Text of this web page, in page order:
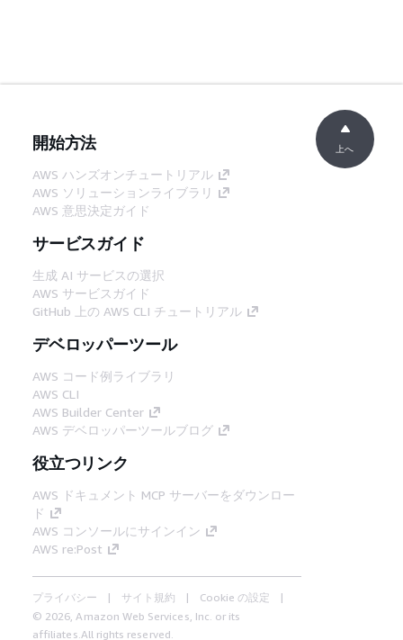
開始方法
AWS ハンズオンチュートリアル
AWS ソリューションライブラリ
AWS 意思決定ガイド
サービスガイド
生成 AI サービスの選択
AWS サービスガイド
GitHub 上の AWS CLI チュートリアル
デベロッパーツール
AWS コード例ライブラリ
AWS CLI
AWS Builder Center
AWS デベロッパーツールブログ
役立つリンク
AWS ドキュメント MCP サーバーをダウンロー
ド
AWS コンソールにサインイン
AWS re:Post
プライバシー サイト規約
Cookie の設定
© 2026, Amazon Web Services, Inc. or its
affiliates.All rights reserved.
上へ